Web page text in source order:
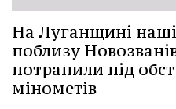
На Луганщині
поблизу
потрапили під
мінометів